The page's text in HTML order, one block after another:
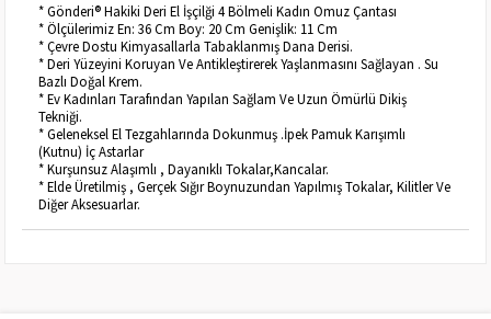
* Gönderi® Hakiki Deri El İşçilği 4 Bölmeli Kadın Omuz Çantası
* Ölçülerimiz En: 36 Cm Boy: 20 Cm Genişlik: 11 Cm
* Çevre Dostu Kimyasallarla Tabaklanmış Dana Derisi.
* Deri Yüzeyini Koruyan Ve Antikleştirerek Yaşlanmasını Sağlayan . Su
Bazlı Doğal Krem.
* Ev Kadınları Tarafından Yapılan Sağlam Ve Uzun Ömürlü Dikiş
Tekniği.
* Geleneksel El Tezgahlarında Dokunmuş .İpek Pamuk Karışımlı
(Kutnu) İç Astarlar
* Kurşunsuz Alaşımlı , Dayanıklı Tokalar,Kancalar.
* Elde Üretilmiş , Gerçek Sığır Boynuzundan Yapılmış Tokalar, Kilitler Ve
Diğer Aksesuarlar.